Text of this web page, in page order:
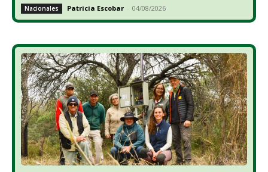
Nacionales Patricia Escobar - 04/08/2026